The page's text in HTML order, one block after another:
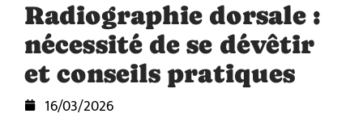
Radiographie dorsale :
nécessité de se dévêtir
et conseils pratiques
16/03/2026